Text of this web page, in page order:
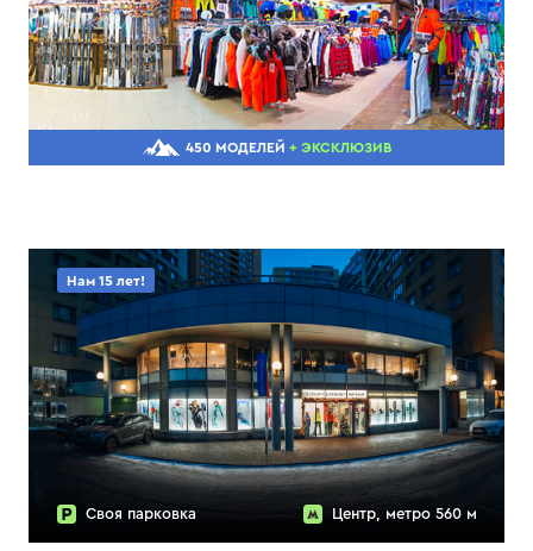
450 МОДЕЛЕЙ + ЭКСКЛЮЗИВ
Нам 15 лет!
Своя парковка Центр, метро 560 м